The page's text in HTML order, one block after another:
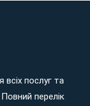
всіх послуг та
перелік